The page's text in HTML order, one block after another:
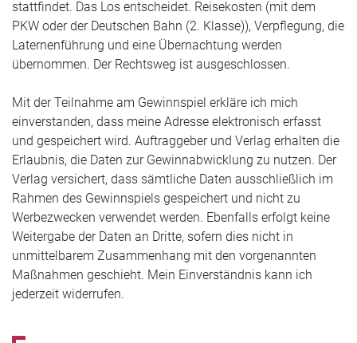
stattfindet. Das Los entscheidet. Reisekosten (mit dem
PKW oder der Deutschen Bahn (2. Klasse)), Verpflegung, die
Laternenführung und eine Übernachtung werden
übernommen. Der Rechtsweg ist ausgeschlossen.
Mit der Teilnahme am Gewinnspiel erkläre ich mich
einverstanden, dass meine Adresse elektronisch erfasst
und gespeichert wird. Auftraggeber und Verlag erhalten die
Erlaubnis, die Daten zur Gewinnabwicklung zu nutzen. Der
Verlag versichert, dass sämtliche Daten ausschließlich im
Rahmen des Gewinnspiels gespeichert und nicht zu
Werbezwecken verwendet werden. Ebenfalls erfolgt keine
Weitergabe der Daten an Dritte, sofern dies nicht in
unmittelbarem Zusammenhang mit den vorgenannten
Maßnahmen geschieht. Mein Einverständnis kann ich
jederzeit widerrufen.